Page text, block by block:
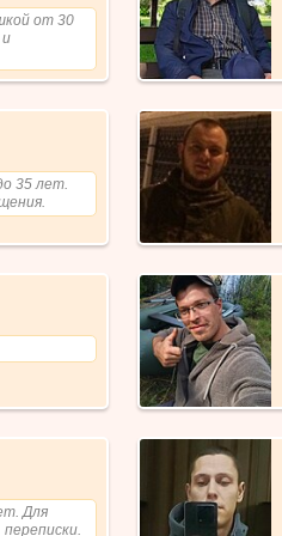
от 30
и
35 лет.
Для